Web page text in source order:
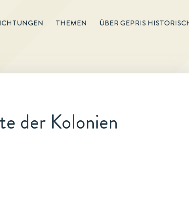
THEMEN ÜBER GEPRIS
der Kolonien